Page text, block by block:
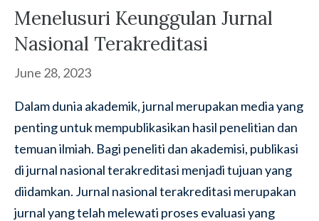
Menelusuri Keunggulan Jurnal
Nasional Terakreditasi
June 28, 2023
Dalam dunia akademik, jurnal merupakan media yang
penting untuk mempublikasikan hasil penelitian dan
temuan ilmiah. Bagi peneliti dan akademisi, publikasi
di jurnal nasional terakreditasi menjadi tujuan yang
diidamkan. Jurnal nasional terakreditasi merupakan
jurnal yang telah melewati proses evaluasi yang